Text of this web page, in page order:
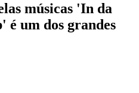
músicas 'In da
é um dos grandes